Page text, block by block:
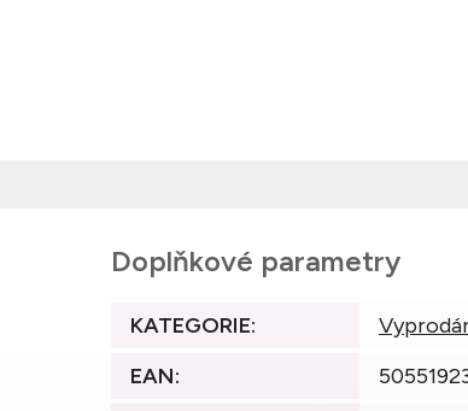
Doplňkové parametry
KATEGORIE:
EAN: